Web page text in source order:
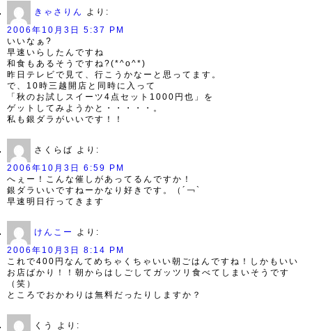
きゃさりん
より:
2006年10月3日 5:37 PM
いいなぁ?
早速いらしたんですね
和食もあるそうですね?(*^o^*)
昨日テレビで見て、行こうかなーと思ってます。
で、10時三越開店と同時に入って
「秋のお試しスイーツ4点セット1000円也」を
ゲットしてみようかと・・・・・。
私も銀ダラがいいです！！
さくらば より:
2006年10月3日 6:59 PM
へぇー！こんな催しがあってるんですか！
銀ダラいいですねーかなり好きです。（´￢`
早速明日行ってきます
けんこー
より:
2006年10月3日 8:14 PM
これで400円なんてめちゃくちゃいい朝ごはんですね！しかもいい
お店ばかり！！朝からはしごしてガッツリ食べてしまいそうです
（笑）
ところでおかわりは無料だったりしますか？
くう
より: